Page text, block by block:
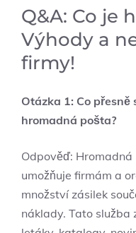
Q&A: Co je
Výhody a
firmy!
Otázka 1: Co přesně
hromadná pošta?
Odpověď:
umožňuje firmám a
množství zásilek
náklady. Tato služba